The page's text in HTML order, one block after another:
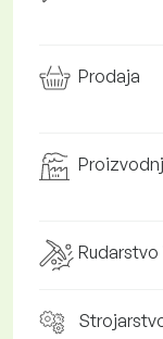
Prodaja
Rudarstvo